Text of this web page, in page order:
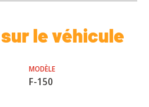
le véhicule
MODÈLE
F-150